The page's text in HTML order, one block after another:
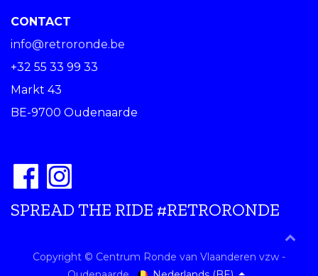
CONTACT
info@retroronde.be
+32 55 33 99 33
Markt 43
BE-9700 Oudenaarde
SPREAD THE RIDE #RETRORONDE
Copyright © Centrum Ronde van Vlaanderen vzw -